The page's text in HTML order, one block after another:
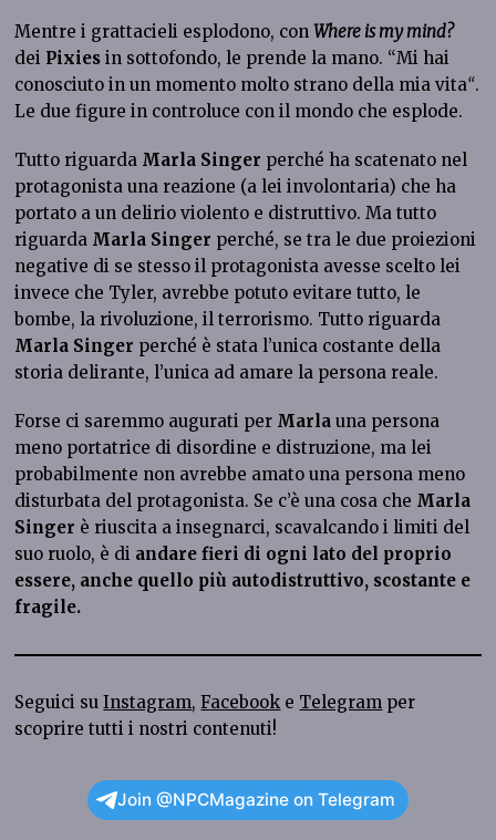
Mentre i grattacieli esplodono, conWhere is my mind?
dei Pixies in sottofondo, le prende la mano. “Mi hai
conosciuto in un momento molto strano della mia vita“.
Le due figure in controluce con il mondo che esplode.
Tutto riguarda Marla Singer perché ha scatenato nel
protagonista una reazione (a lei involontaria) che ha
portato a un delirio violento e distruttivo. Ma tutto
riguarda Marla Singer perché, se tra le due proiezioni
negative di se stesso il protagonista avesse scelto lei
invece che Tyler, avrebbe potuto evitare tutto, le
bombe, la rivoluzione, il terrorismo. Tutto riguarda
Marla Singer perché è stata l’unica costante della
storia delirante, l’unica ad amare la persona reale.
Forse ci saremmo augurati per Marla una persona
meno portatrice di disordine e distruzione, ma lei
probabilmente non avrebbe amato una persona meno
disturbata del protagonista. Se c’è una cosa che Marla
Singer è riuscita a insegnarci, scavalcando i limiti del
suo ruolo, è di andare fieri di ogni lato del proprio
essere, anche quello più autodistruttivo, scostante e
fragile.
Seguici suInstagram,Facebook e Telegram per
scoprire tutti i nostri contenuti!
Join @NPCMagazine on Telegram